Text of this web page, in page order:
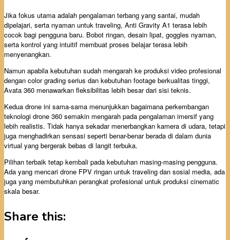
Jika fokus utama adalah pengalaman terbang yang santai, mudah
dipelajari, serta nyaman untuk traveling, Anti Gravity A1 terasa lebih
cocok bagi pengguna baru. Bobot ringan, desain lipat, goggles nyaman,
serta kontrol yang intuitif membuat proses belajar terasa lebih
menyenangkan.
Namun apabila kebutuhan sudah mengarah ke produksi video profesional
dengan color grading serius dan kebutuhan footage berkualitas tinggi,
Avata 360 menawarkan fleksibilitas lebih besar dari sisi teknis.
Kedua drone ini sama-sama menunjukkan bagaimana perkembangan
teknologi drone 360 semakin mengarah pada pengalaman imersif yang
lebih realistis. Tidak hanya sekadar menerbangkan kamera di udara, tetapi
juga menghadirkan sensasi seperti benar-benar berada di dalam dunia
virtual yang bergerak bebas di langit terbuka.
Pilihan terbaik tetap kembali pada kebutuhan masing-masing pengguna.
Ada yang mencari drone FPV ringan untuk traveling dan sosial media, ada
juga yang membutuhkan perangkat profesional untuk produksi cinematic
skala besar.
Share this: